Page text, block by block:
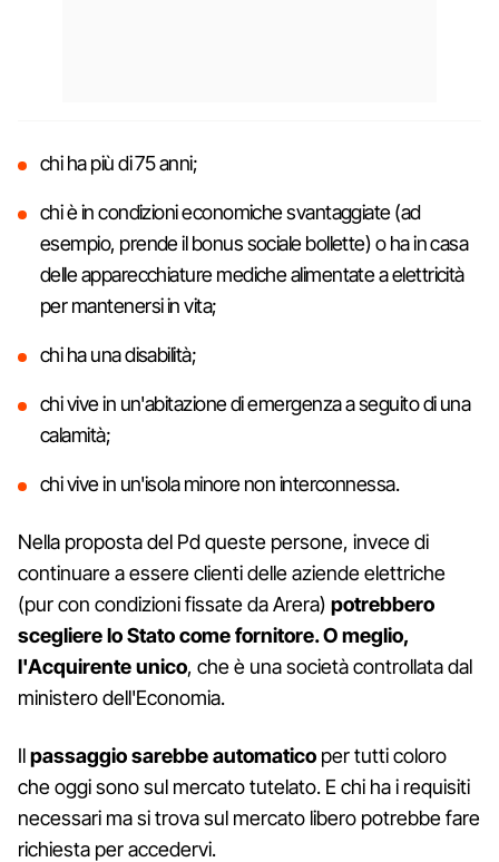
chi ha più di 75 anni;
chi è in condizioni economiche svantaggiate (ad
esempio, prende il bonus sociale bollette) o ha in casa
delle apparecchiature mediche alimentate a elettricità
per mantenersi in vita;
chi ha una disabilità;
chi vive in un'abitazione di emergenza a seguito di una
calamità;
chi vive in un'isola minore non interconnessa.
Nella proposta del Pd queste persone, invece di
continuare a essere clienti delle aziende elettriche
(pur con condizioni fissate da Arera) potrebbero
scegliere lo Stato come fornitore. O meglio,
l'Acquirente unico, che è una società controllata dal
ministero dell'Economia.
Ilpassaggio sarebbe automatico per tutti coloro
che oggi sono sul mercato tutelato. E chi ha i requisiti
necessari ma si trova sul mercato libero potrebbe fare
richiesta per accedervi.